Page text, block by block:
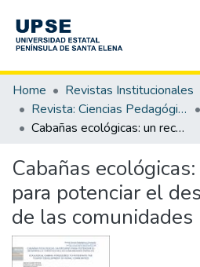
Communities & Collections
All of DSpace
Statistics
Home
Revistas Institucionales
Revista: Ciencias Pedagógicas e Innovación - CPI
Cabañas ecológicas: un recurso para potenciar el desarrollo turístico de las comunidades rurales
Cabañas
para potenciar el
de las comunidades